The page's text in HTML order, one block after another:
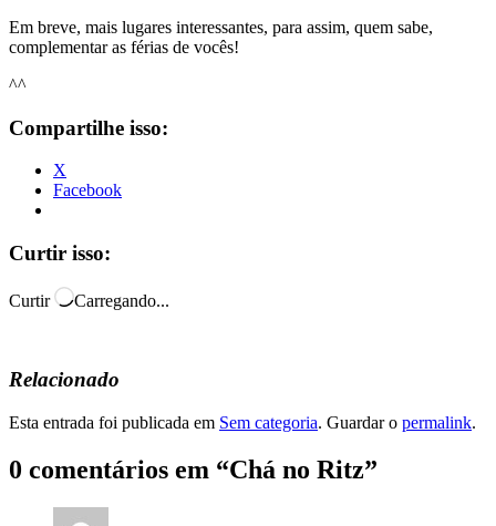
Em breve, mais lugares interessantes, para assim, quem sabe,
complementar as férias de vocês!
^^
Compartilhe isso:
X
Facebook
Curtir isso:
Curtir Carregando...
Relacionado
Esta entrada foi publicada em Sem categoria. Guardar o permalink.
0 comentários em “Chá no Ritz”